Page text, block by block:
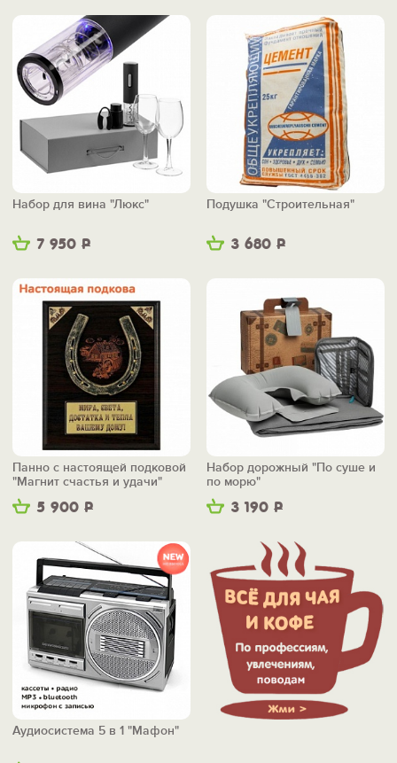
7 950 Р
Набор для вина "Люкс"
3 680 Р
Подушка "Строительная"
5 900 Р
Панно с настоящей подковой
"Магнит счастья и удачи"
3 190 Р
Набор дорожный "По суше и
по морю"
Аудиосистема 5 в 1 "Мафон"